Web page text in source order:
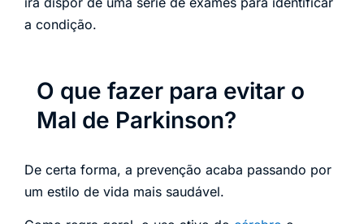
a condição.
O que fazer para evitar o
Mal de Parkinson?
De certa forma, a prevenção acaba passando por
um estilo de vida mais saudável.